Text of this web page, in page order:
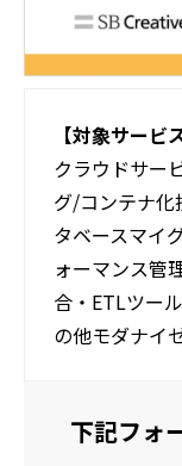
【対象サービ
クラウドサー
グ/コンテナ化
タベースマイ
ォーマンス管
合・ETLツー
の他モダナイ
下記フォ